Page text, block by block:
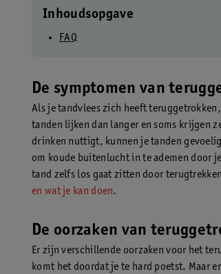
Inhoudsopgave
FAQ
De symptomen van
Als je tandvlees zich heeft
tanden lijken dan langer en soms krijgen
drinken nuttigt, kunnen je tanden
om koude buitenlucht in te ademen door
tand zelfs los gaat zitten door
en wat je kan doen.
De oorzaken van
Er zijn verschillende oorzaken voor het
komt het doordat je te hard poetst. Maar